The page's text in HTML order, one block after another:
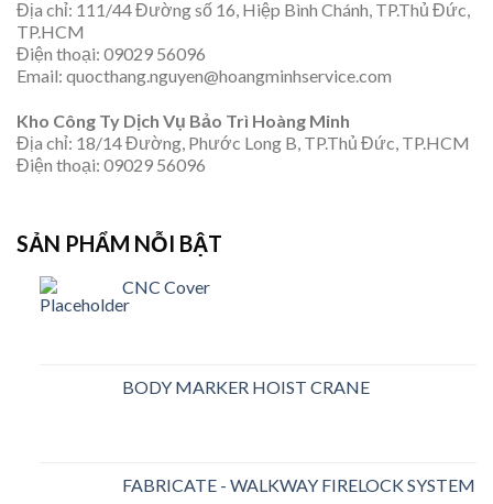
Địa chỉ: 111/44 Đường số 16, Hiệp Bình Chánh, TP.Thủ Đức,
TP.HCM
Điện thoại: 09029 56096
Email: quocthang.nguyen@hoangminhservice.com
Kho Công Ty Dịch Vụ Bảo Trì Hoàng Minh
Địa chỉ: 18/14 Đường, Phước Long B, TP.Thủ Đức, TP.HCM
Điện thoại: 09029 56096
SẢN PHẨM NỖI BẬT
CNC Cover
BODY MARKER HOIST CRANE
FABRICATE - WALKWAY FIRELOCK SYSTEM